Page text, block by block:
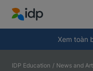
IDP Education
Xem toàn
Tại sao nên đi du học?
IDP Education / News and